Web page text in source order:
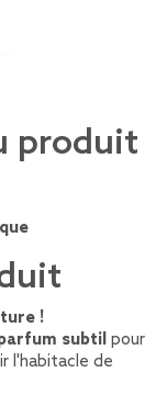
produit
!
subtil pour
l'habitacle de